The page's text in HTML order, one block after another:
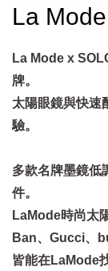
La
La Mode x
牌。
太陽眼鏡與快速
驗。
多款名牌墨鏡低
件。
LaMode時尚太
Ban、Gucci、
皆能在LaMode